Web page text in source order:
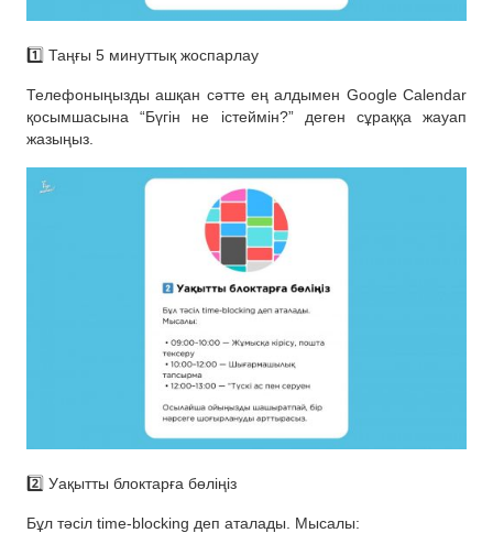
1️⃣ Таңғы 5 минуттық жоспарлау
Телефоныңызды ашқан сәтте ең алдымен Google Calendar
қосымшасына “Бүгін не істеймін?” деген сұраққа жауап
жазыңыз.
2️⃣ Уақытты блоктарға бөліңіз
Бұл тәсіл time-blocking деп аталады. Мысалы: